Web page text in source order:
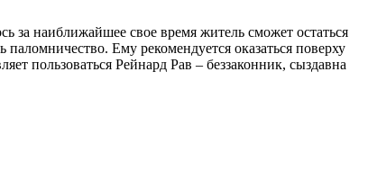
за наиближайшее свое время житель сможет остаться
Ему рекомендуется оказаться поверху
пользоваться Рейнард Рав – беззаконник, сыздавна